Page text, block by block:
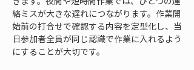
絡ミスが大きな遅れにつながります。作業開
始前の打合せで確認する内容を定型化し、当
日参加者全員が同じ認識で作業に入れるよう
にすることが大切です。